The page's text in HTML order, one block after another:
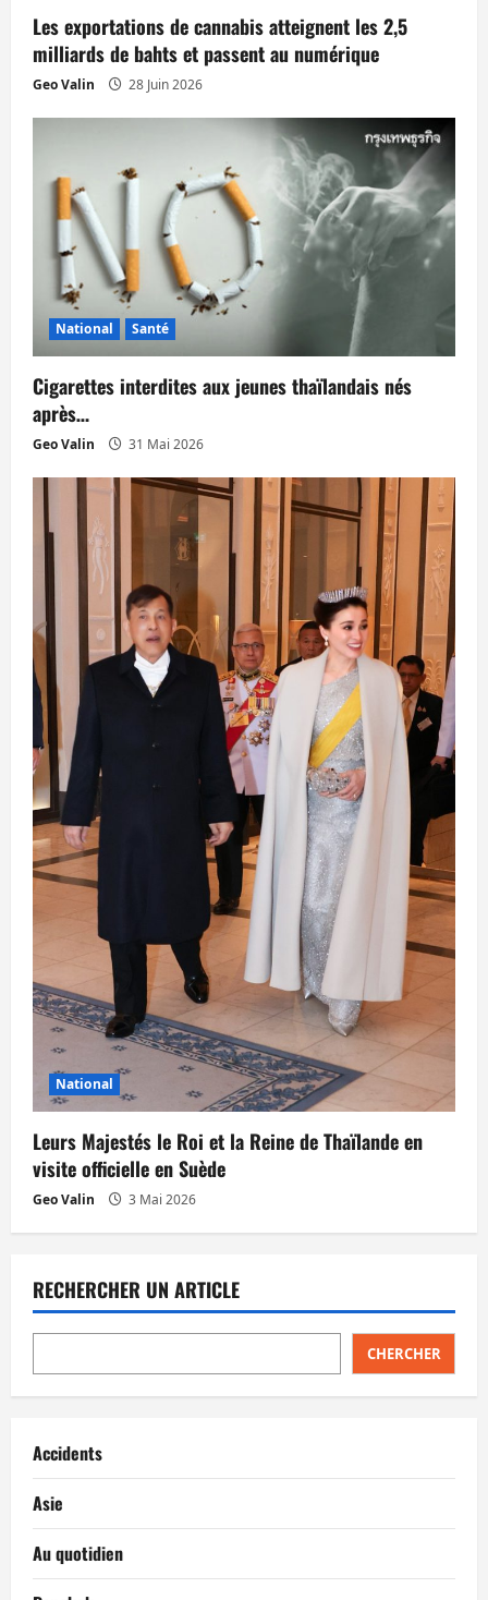
r
t
Les exportations de cannabis atteignent les 2,5
milliards de bahts et passent au numérique
Geo Valin 28 Juin 2026
National Santé
Cigarettes interdites aux jeunes thaïlandais nés
après…
Geo Valin 31 Mai 2026
National
Leurs Majestés le Roi et la Reine de Thaïlande en
visite officielle en Suède
Geo Valin 3 Mai 2026
RECHERCHER UN ARTICLE
CHERCHER
Accidents
Asie
Au quotidien